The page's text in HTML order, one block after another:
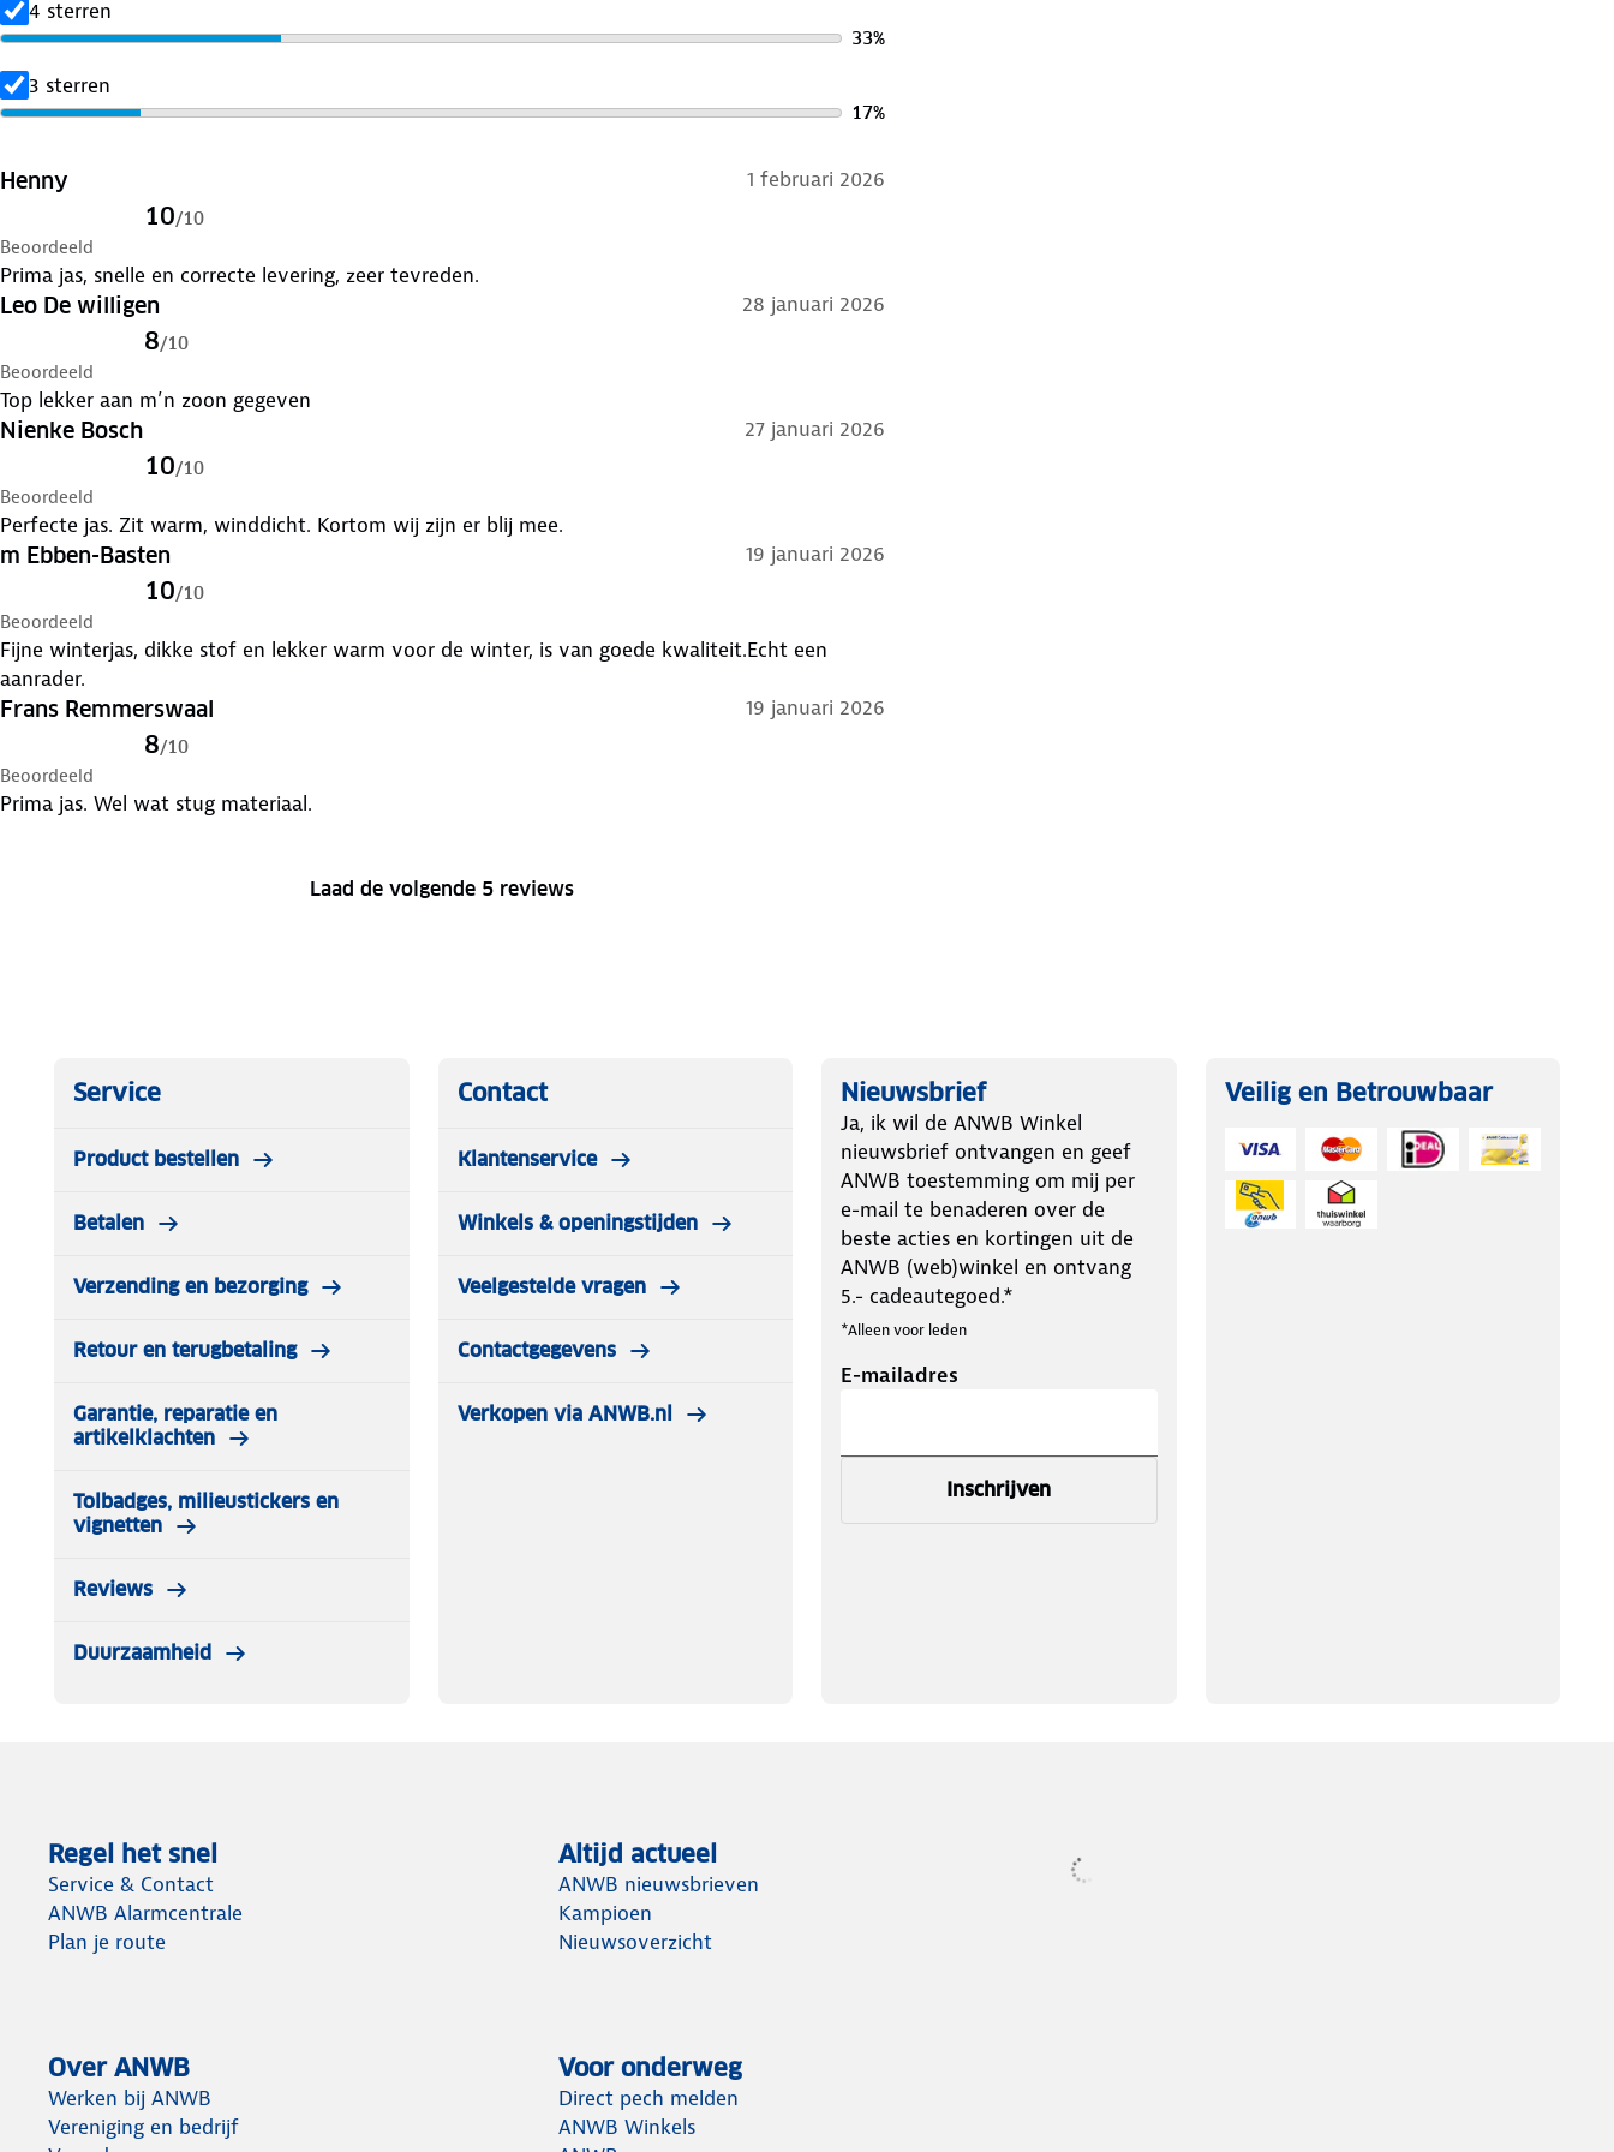
4 sterren
33%
3 sterren
17%
Henny 1 februari 2026
10/10
Beoordeeld
Prima jas, snelle en correcte levering, zeer tevreden.
Leo De willigen 28 januari 2026
8/10
Beoordeeld
Top lekker aan m’n zoon gegeven
Nienke Bosch 27 januari 2026
10/10
Beoordeeld
Perfecte jas. Zit warm, winddicht. Kortom wij zijn er blij mee.
m Ebben-Basten 19 januari 2026
10/10
Beoordeeld
Fijne winterjas, dikke stof en lekker warm voor de winter, is van goede kwaliteit.Echt een
aanrader.
Frans Remmerswaal 19 januari 2026
8/10
Beoordeeld
Prima jas. Wel wat stug materiaal.
Laad de volgende 5 reviews
Service
Product bestellen
Betalen
Verzending en bezorging
Retour en terugbetaling
Garantie, reparatie en
artikelklachten
Tolbadges, milieustickers en
vignetten
Reviews
Duurzaamheid
Contact
Klantenservice
Winkels & openingstijden
Veelgestelde vragen
Contactgegevens
Verkopen via ANWB.nl
Nieuwsbrief
Ja, ik wil de ANWB Winkel
nieuwsbrief ontvangen en geef
ANWB toestemming om mij per
e-mail te benaderen over de
beste acties en kortingen uit de
ANWB (web)winkel en ontvang
5.- cadeautegoed.*
*Alleen voor leden
E-mailadres
Inschrijven
Veilig en Betrouwbaar
Regel het snel
Service & Contact
ANWB Alarmcentrale
Plan je route
Altijd actueel
ANWB nieuwsbrieven
Kampioen
Nieuwsoverzicht
Over ANWB
Werken bij ANWB
Vereniging en bedrijf
Voor onderweg
Direct pech melden
ANWB Winkels